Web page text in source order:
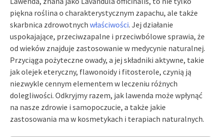
piękna roślina o charakterystycznym zapachu, ale także
skarbnica zdrowotnych właściwości. Jej działanie
uspokajające, przeciwzapalne i przeciwbólowe sprawia, że
od wieków znajduje zastosowanie w medycynie naturalnej.
Przyciąga pożyteczne owady, a jej składniki aktywne, takie
jak olejek eteryczny, flawonoidy i fitosterole, czynią ją
niezwykle cennym elementem w leczeniu różnych
dolegliwości. Odkryjmy razem, jak lawenda może wpłynąć
na nasze zdrowie i samopoczucie, a także jakie
zastosowania ma w kosmetykach i terapiach naturalnych.